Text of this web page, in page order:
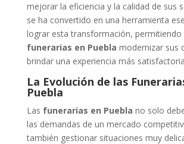
mejorar la eficiencia y la calidad de sus
se ha convertido en una herramienta
lograr esta transformación, permitiendo
funerarias en Puebla modernizar sus
brindar una experiencia más
La Evolución de las
Puebla
Las funerarias en Puebla no solo
las demandas de un mercado
también gestionar situaciones muy